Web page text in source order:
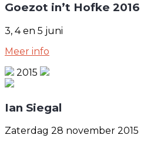
Goezot in’t Hofke 2016
3, 4 en 5 juni
Meer info
2015
Ian Siegal
Zaterdag 28 november 2015